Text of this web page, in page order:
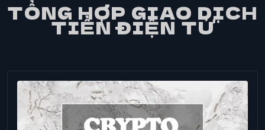
TỔNG HỢP GIAO DỊCH
TIỀN ĐIỆN TỬ